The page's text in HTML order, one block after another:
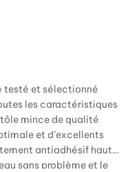
testé et sélectionné
les caractéristiques
mince de qualité
et d’excellents
antiadhésif haut
sans problème et le